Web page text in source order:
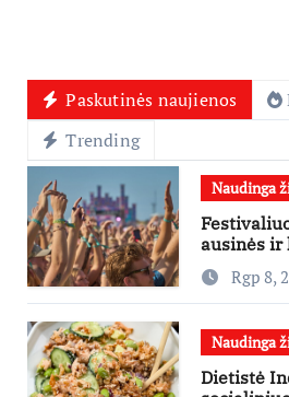
Paskutinės naujienos
Trending
Naudinga
ausinės ir
ekspertai
Rgp 8,
Naudinga
Dietistė